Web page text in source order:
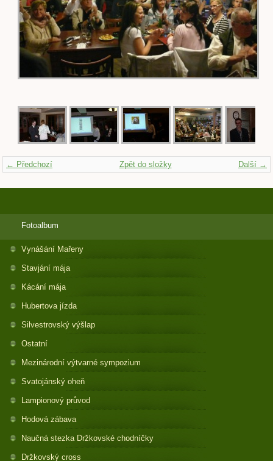
← Předchozí Další →
Zpět do složky
Fotoalbum
Vynášání Mařeny
Stavjání mája
Kácání mája
Hubertova jízda
Silvestrovský výšlap
Ostatní
Mezinárodní výtvarné sympozium
Svatojánský oheň
Lampionový průvod
Hodová zábava
Naučná stezka Držkovské chodníčky
Držkovský cross